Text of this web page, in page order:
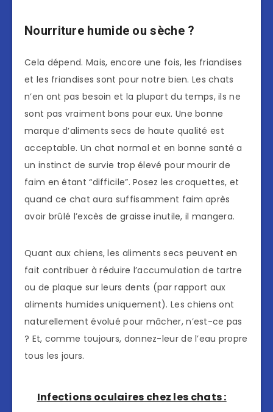
Nourriture humide ou sèche ?
Cela dépend. Mais, encore une fois, les friandises
et les friandises sont pour notre bien. Les chats
n’en ont pas besoin et la plupart du temps, ils ne
sont pas vraiment bons pour eux. Une bonne
marque d’aliments secs de haute qualité est
acceptable. Un chat normal et en bonne santé a
un instinct de survie trop élevé pour mourir de
faim en étant “difficile”. Posez les croquettes, et
quand ce chat aura suffisamment faim après
avoir brûlé l’excès de graisse inutile, il mangera.
Quant aux chiens, les aliments secs peuvent en
fait contribuer à réduire l’accumulation de tartre
ou de plaque sur leurs dents (par rapport aux
aliments humides uniquement). Les chiens ont
naturellement évolué pour mâcher, n’est-ce pas
? Et, comme toujours, donnez-leur de l’eau propre
tous les jours.
Infections oculaires chez les chats :